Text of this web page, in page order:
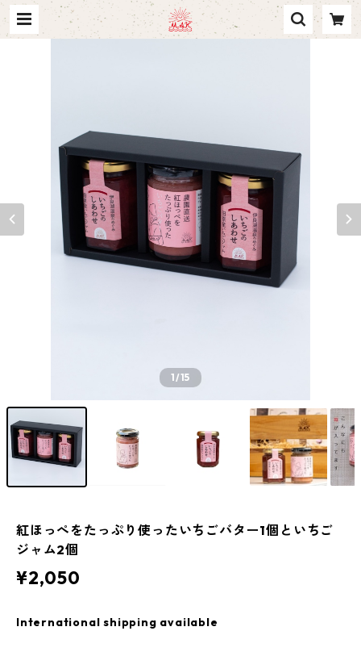
1/15
紅ほっぺをたっぷり使ったいちごバター1個といちご
ジャム2個
¥2,050
International shipping available